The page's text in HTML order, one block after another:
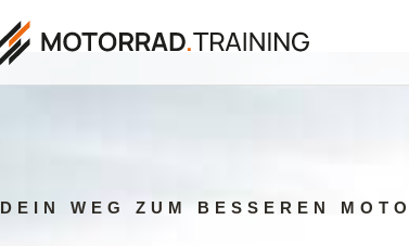
DEIN WEG ZUM BESSEREN